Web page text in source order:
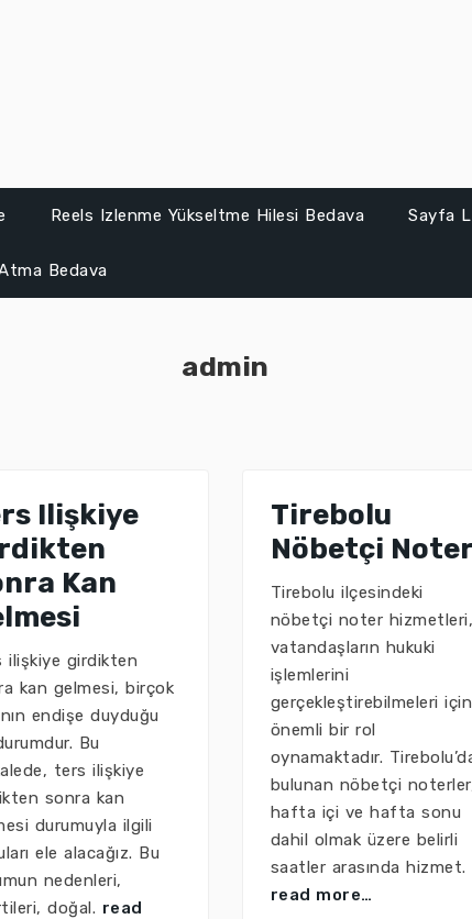
Reels Izlenme Yükseltme Hilesi Bedava Sayfa
Bedava
admin
Ilişkiye
Kan
ilişkiye girdikten
kan gelmesi, birçok
endişe duyduğu
Bu
ters ilişkiye
sonra kan
durumuyla ilgili
ele alacağız. Bu
nedenleri,
doğal. read
Tirebolu
Nöbetçi
Tirebolu ilçesindeki
nöbetçi noter
vatandaşların hukuki
işlemlerini
gerçekleştirebilmeleri için
önemli bir rol
oynamaktadır.
bulunan nöbetçi
hafta içi ve hafta sonu
dahil olmak üzere belirli
saatler arasında hizmet.
read more…